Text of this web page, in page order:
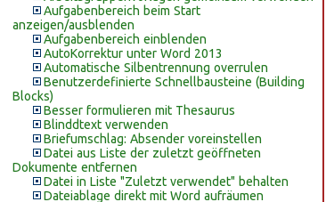
Aufgabenbereich beim Start
anzeigen/ausblenden
Aufgabenbereich einblenden
AutoKorrektur unter Word 2013
Automatische Silbentrennung overrulen
Benutzerdefinierte Schnellbausteine (Building
Blocks)
Besser formulieren mit Thesaurus
Blinddtext verwenden
Briefumschlag: Absender voreinstellen
Datei aus Liste der zuletzt geöffneten
Dokumente entfernen
Datei in Liste "Zuletzt verwendet" behalten
Dateiablage direkt mit Word aufräumen